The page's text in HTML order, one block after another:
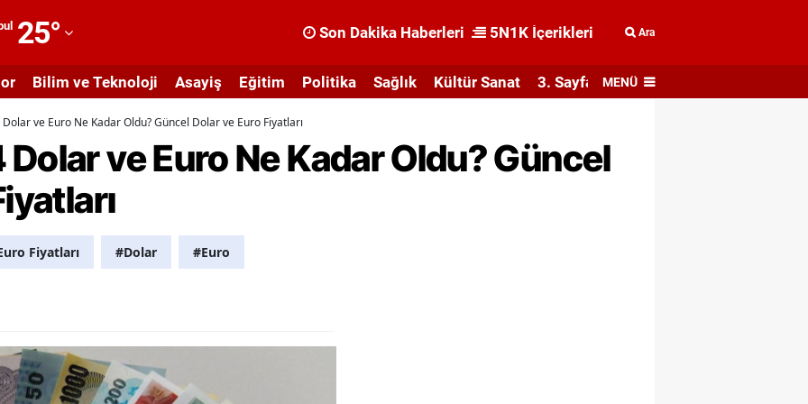
25° Son Dakika Haberleri 5N1K İçerikleri Ara
Bilim ve Teknoloji Asayiş Eğitim Politika Sağlık Kültür Sanat 3. Sayfa MENÜ
Dolar ve Euro Ne Kadar Oldu? Güncel Dolar ve Euro Fiyatları
Dolar ve Euro Ne Kadar Oldu? Güncel
Fiyatları #Dolar #Euro